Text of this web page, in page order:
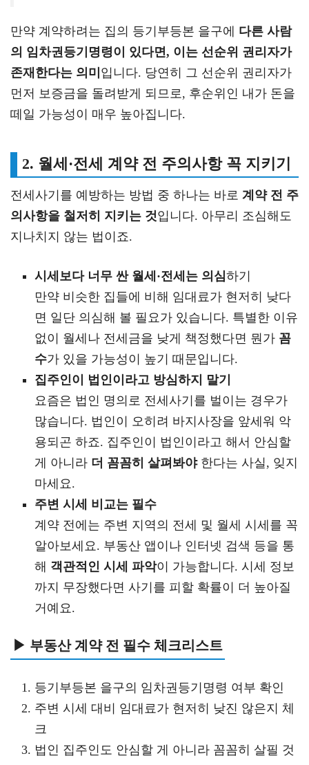
만약 계약하려는 집의 등기부등본 을구에 다른 사람
의 임차권등기명령이 있다면, 이는 선순위 권리자가
존재한다는 의미 입니다. 당연히 그 선순위 권리자가
먼저 보증금을 돌려받게 되므로, 후순위인 내가 돈을
떼일 가능성이 매우 높아집니다.
2. 월세·전세 계약 전 주의사항 꼭 지키기
전세사기를 예방하는 방법 중 하나는 바로 계약 전 주
의사항을 철저히 지키는 것입니다. 아무리 조심해도
지나치지 않는 법이죠.
시세보다 너무 싼 월세·전세는 의심 하기
만약 비슷한 집들에 비해 임대료가 현저히 낮다
면 일단 의심해 볼 필요가 있습니다. 특별한 이유
없이 월세나 전세금을 낮게 책정했다면 뭔가 꼼
수가 있을 가능성이 높기 때문입니다.
집주인이 법인이라고 방심하지 말기
요즘은 법인 명의로 전세사기를 벌이는 경우가
많습니다. 법인이 오히려 바지사장을 앞세워 악
용되곤 하죠. 집주인이 법인이라고 해서 안심할
게 아니라 더 꼼꼼히 살펴봐야한다는 사실, 잊지
마세요.
주변 시세 비교는 필수
계약 전에는 주변 지역의 전세 및 월세 시세를 꼭
알아보세요. 부동산 앱이나 인터넷 검색 등을 통
해 객관적인 시세 파악이 가능합니다. 시세 정보
까지 무장했다면 사기를 피할 확률이 더 높아질
거예요.
▶ 부동산 계약 전 필수 체크리스트
등기부등본 을구의 임차권등기명령 여부 확인
주변 시세 대비 임대료가 현저히 낮진 않은지 체
크
법인 집주인도 안심할 게 아니라 꼼꼼히 살필 것